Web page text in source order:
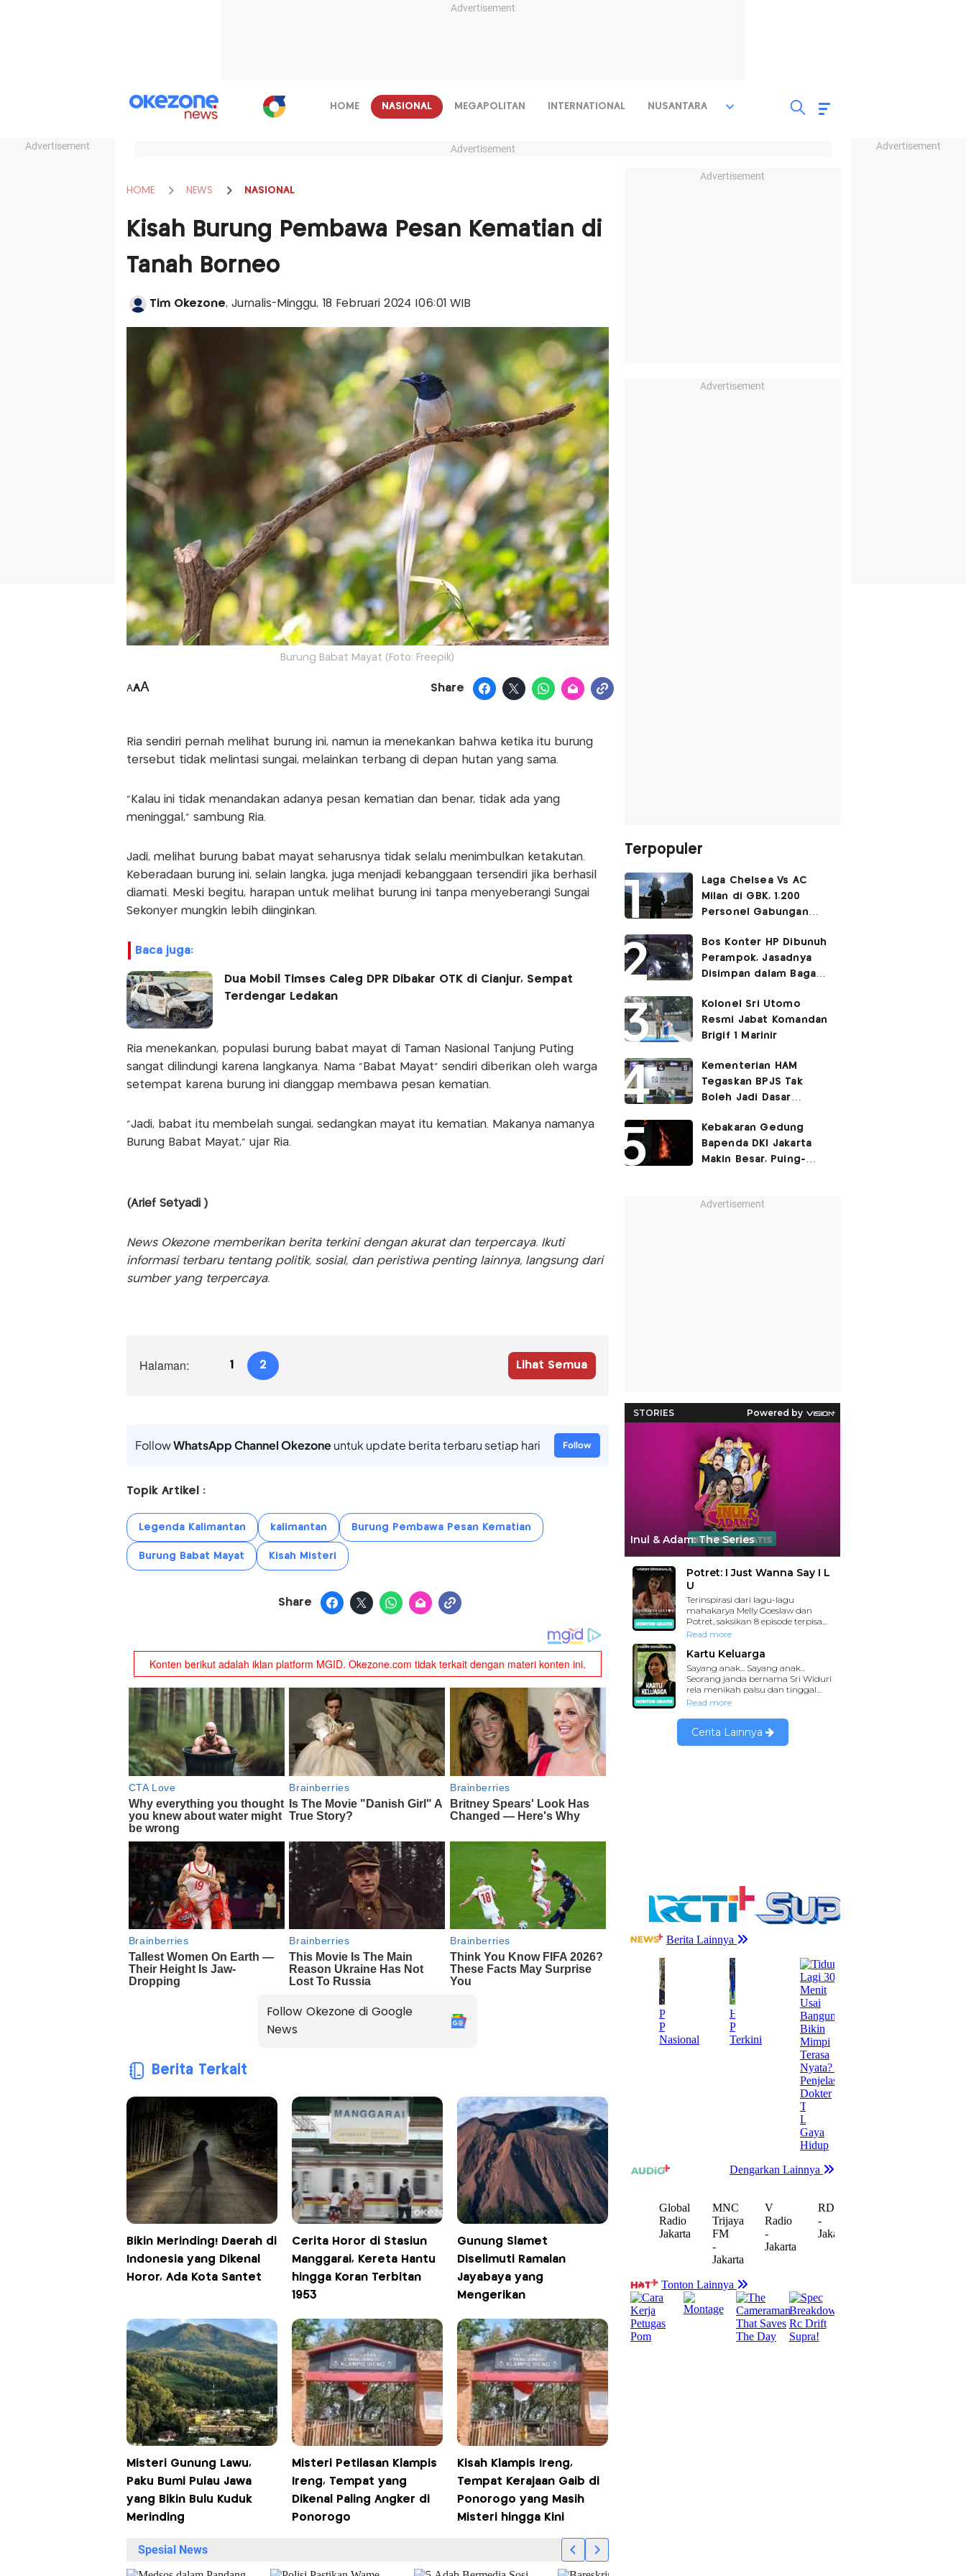
Advertisement
Advertisement Advertisement
HOME NASIONAL MEGAPOLITAN INTERNATIONAL NUSANTARA
Advertisement
HOME NEWS NASIONAL
Kisah Burung Pembawa Pesan Kematian di
Tanah Borneo
Tim Okezone, Jurnalis-Minggu, 18 Februari 2024 |06:01 WIB
Burung Babat Mayat (Foto: Freepik)
AAA Share
Ria sendiri pernah melihat burung ini, namun ia menekankan bahwa ketika itu burung
tersebut tidak melintasi sungai, melainkan terbang di depan hutan yang sama.
"Kalau ini tidak menandakan adanya pesan kematian dan benar, tidak ada yang
meninggal," sambung Ria.
Jadi, melihat burung babat mayat seharusnya tidak selalu menimbulkan ketakutan.
Keberadaan burung ini, selain langka, juga menjadi kebanggaan tersendiri jika berhasil
diamati. Meski begitu, harapan untuk melihat burung ini tanpa menyeberangi Sungai
Sekonyer mungkin lebih diinginkan.
baca juga:
Dua Mobil Timses Caleg DPR Dibakar OTK di Cianjur, Sempat
Terdengar Ledakan
Ria menekankan, populasi burung babat mayat di Taman Nasional Tanjung Puting
sangat dilindungi karena langkanya. Nama "Babat Mayat" sendiri diberikan oleh warga
setempat karena burung ini dianggap membawa pesan kematian.
"Jadi, babat itu membelah sungai, sedangkan mayat itu kematian. Makanya namanya
Burung Babat Mayat," ujar Ria.
(Arief Setyadi )
News Okezone memberikan berita terkini dengan akurat dan terpercaya. Ikuti
informasi terbaru tentang politik, sosial, dan peristiwa penting lainnya, langsung dari
sumber yang terpercaya.
Halaman: 1 2 Lihat Semua
FollowWhatsApp Channel Okezoneuntuk update berita terbaru setiap hari Follow
Topik Artikel :
Legenda Kalimantan kalimantan Burung Pembawa Pesan Kematian
Burung Babat Mayat Kisah Misteri
Share
Follow Okezone di Google
News
Berita Terkait
Bikin Merinding! Daerah di
Indonesia yang Dikenal
Horor, Ada Kota Santet
Cerita Horor di Stasiun
Manggarai, Kereta Hantu
hingga Koran Terbitan
1953
Gunung Slamet
Diselimuti Ramalan
Jayabaya yang
Mengerikan
Misteri Gunung Lawu,
Paku Bumi Pulau Jawa
yang Bikin Bulu Kuduk
Merinding
Misteri Petilasan Klampis
Ireng, Tempat yang
Dikenal Paling Angker di
Ponorogo
Kisah Klampis Ireng,
Tempat Kerajaan Gaib di
Ponorogo yang Masih
Misteri hingga Kini
Advertisement
Advertisement
Terpopuler
Laga Chelsea Vs AC
Milan di GBK, 1.200
Personel Gabungan
Bos Konter HP Dibunuh
Perampok, Jasadnya
Disimpan dalam Bagasi
Kolonel Sri Utomo
Resmi Jabat Komandan
Brigif 1 Marinir
Kementerian HAM
Tegaskan BPJS Tak
Boleh Jadi Dasar
Layanan Kesehatan
Kebakaran Gedung
Bapenda DKI Jakarta
Makin Besar, Puing-
Advertisement